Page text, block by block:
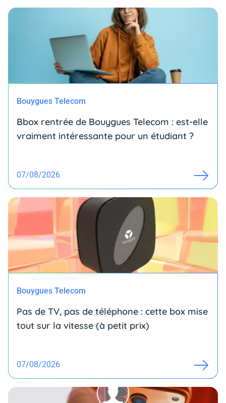
Bouygues Telecom
Bbox rentrée de Bouygues Telecom : est-elle
vraiment intéressante pour un étudiant ?
07/08/2026
Bouygues Telecom
Pas de TV, pas de téléphone : cette box mise
tout sur la vitesse (à petit prix)
07/08/2026